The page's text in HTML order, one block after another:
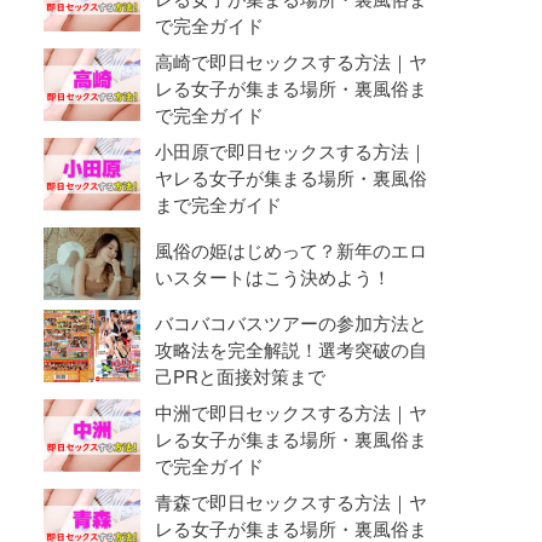
で完全ガイド
高崎で即日セックスする方法｜ヤ
レる女子が集まる場所・裏風俗ま
で完全ガイド
小田原で即日セックスする方法｜
ヤレる女子が集まる場所・裏風俗
まで完全ガイド
風俗の姫はじめって？新年のエロ
いスタートはこう決めよう！
バコバコバスツアーの参加方法と
攻略法を完全解説！選考突破の自
己PRと面接対策まで
中洲で即日セックスする方法｜ヤ
レる女子が集まる場所・裏風俗ま
で完全ガイド
青森で即日セックスする方法｜ヤ
レる女子が集まる場所・裏風俗ま